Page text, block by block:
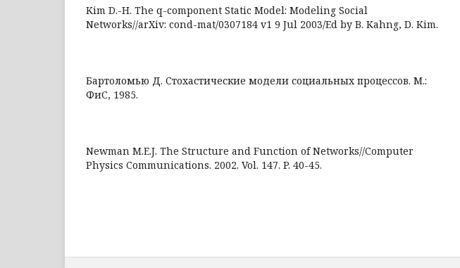
Kim D.-H. The q-component Static Model: Modeling Social
Networks//arXiv: cond-mat/0307184 v1 9 Jul 2003/Ed by B. Kahng, D. Kim.
Бартоломью Д. Стохастические модели социальных процессов. М.:
ФиС, 1985.
Newman M.E.J. The Structure and Function of Networks//Computer
Physics Communications. 2002. Vol. 147. P. 40-45.